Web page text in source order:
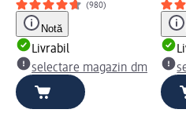
(980)
Notă
Livrabil
selectare magazin dm